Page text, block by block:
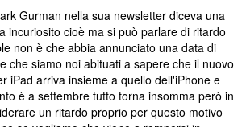
Gurman nella sua newsletter diceva una
incuriosito cioè ma si può parlare di ritardo
non è che abbia annunciato una data di
che siamo noi abituati a sapere che il nuovo
iPad arriva insieme a quello dell'iPhone e
è a settembre tutto torna insomma però in
un ritardo proprio per questo motivo